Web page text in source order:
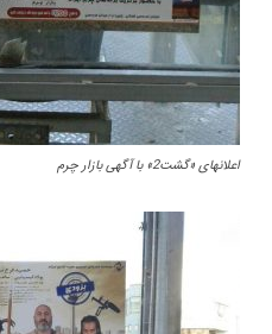
اعلانهای «گشت2» با آگهی بازار چرم